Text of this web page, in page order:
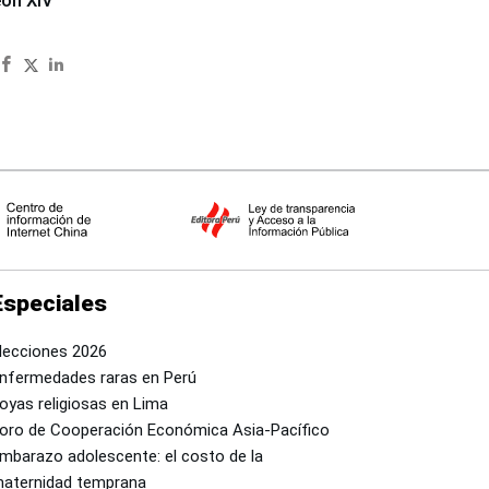
2026
raras en Perú
religiosas en Lima
de Cooperación Económica Asia-Pacífico
adolescente: el costo de la
temprana